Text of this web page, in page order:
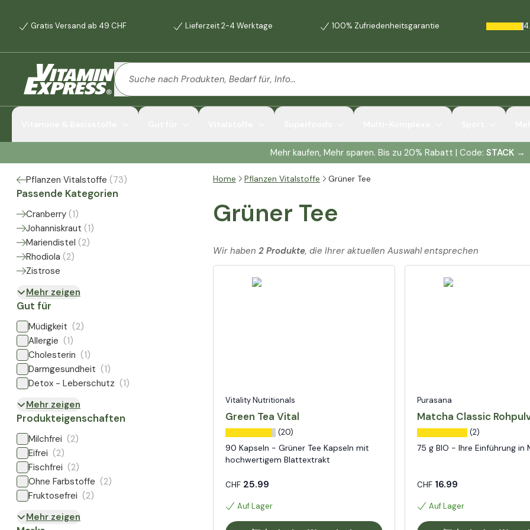
Gratis Versand ab 49 CHF Lieferzeit 2-4 Werktage 100% Zufriedenheitsgarantie
Mehr kaufen, Mehr sparen. Bis zu 20% Rabatt | Code: STACK →
Pflanzen Vitalstoffe (73)
Passende Kategorien
Cranberry (1)
Johanniskraut (1)
Mariendistel (2)
Rhodiola (2)
Zistrose
Mehr zeigen
Gut für
Müdigkeit (2)
Allergie (1)
Cholesterin (1)
Darmgesundheit (1)
Detox - Leberschutz (1)
Mehr zeigen
Produkteigenschaften
Milchfrei (2)
Eifrei (2)
Fischfrei (2)
Ohne Farbstoffe (2)
Fruktosefrei (2)
Mehr zeigen
Home Pflanzen Vitalstoffe Grüner Tee
Grüner Tee
Wir haben 2 Produkte, die Ihrer aktuellen Auswahl entsprechen
Vitality Nutritionals
Green Tea Vital
(20)
90 Kapseln - Grüner Tee Kapseln mit
hochwertigem Blattextrakt
CHF25.99
Auf Lager
Purasana
Matcha Classic
(2)
75 g BIO - Ihre Einführung in
CHF16.99
Auf Lager